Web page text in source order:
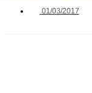
01/03/2017